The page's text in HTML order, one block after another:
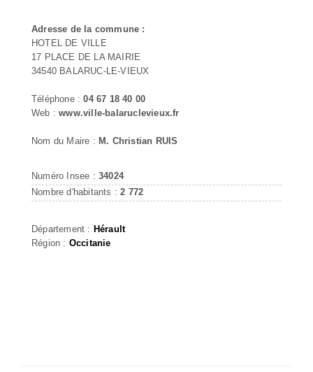
Adresse de la commune :
HOTEL DE VILLE
17 PLACE DE LA MAIRIE
34540 BALARUC-LE-VIEUX
Téléphone :04 67 18 40 00
Web :www.ville-balaruclevieux.fr
Nom du Maire : M. Christian RUIS
Numéro Insee : 34024
Nombre d'habitants :2 772
Département : Hérault
Région : Occitanie